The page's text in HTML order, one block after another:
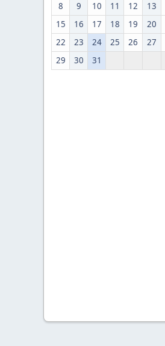
8
9 10 11 12 13
15
16 17 18 19 20
22
23 24 25 26 27
29
30 31